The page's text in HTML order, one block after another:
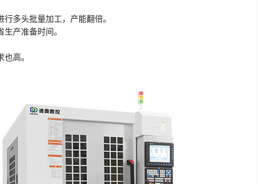
多头批量加工，产能翻倍。
产准备时间。
高。